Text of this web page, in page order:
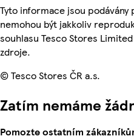
Tyto informace jsou
nemohou být jakkoliv
souhlasu Tesco Stores
zdroje.
© Tesco Stores ČR a.s.
Zatím nemáme
Pomozte ostatním